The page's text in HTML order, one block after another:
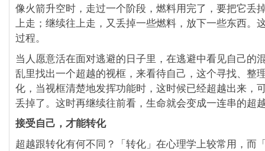
像火箭升空时，走过一个阶段，燃料用完了，要把它丢
上走；继续往上走，又丢掉一些燃料，放下一些东西。
过程。
当人愿意活在面对逃避的日子里，在逃避中看见自己的
乱里找出一个超越的视框，来看待自己，这个寻找、整
化，当视框清楚地发挥功能时，这时候已经超越出来，
丢掉了。这时再继续往前看，生命就会变成一连串的超
接受自己，才能转化
超越跟转化有何不同？「转化」在心理学上较常用，而